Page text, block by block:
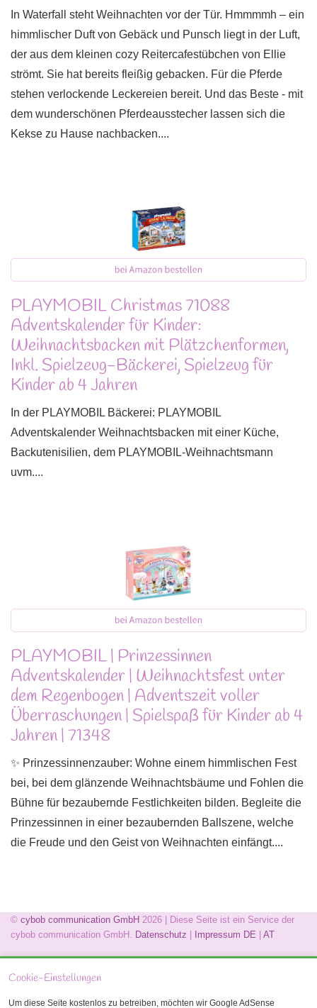
In Waterfall steht Weihnachten vor der Tür. Hmmmmh – ein
himmlischer Duft von Gebäck und Punsch liegt in der Luft,
der aus dem kleinen cozy Reitercafestübchen von Ellie
strömt. Sie hat bereits fleißig gebacken. Für die Pferde
stehen verlockende Leckereien bereit. Und das Beste - mit
dem wunderschönen Pferdeausstecher lassen sich die
Kekse zu Hause nachbacken....
PLAYMOBIL Christmas 71088
Adventskalender für Kinder:
Weihnachtsbacken mit Plätzchenformen,
Inkl. Spielzeug-Bäckerei, Spielzeug für
Kinder ab 4 Jahren
In der PLAYMOBIL Bäckerei: PLAYMOBIL
Adventskalender Weihnachtsbacken mit einer Küche,
Backutenisilien, dem PLAYMOBIL-Weihnachtsmann
uvm....
PLAYMOBIL | Prinzessinnen
Adventskalender | Weihnachtsfest unter
dem Regenbogen | Adventszeit voller
Überraschungen | Spielspaß für Kinder ab 4
Jahren | 71348
✨ Prinzessinnenzauber: Wohne einem himmlischen Fest
bei, bei dem glänzende Weihnachtsbäume und Fohlen die
Bühne für bezaubernde Festlichkeiten bilden. Begleite die
Prinzessinnen in einer bezaubernden Ballszene, welche
die Freude und den Geist von Weihnachten einfängt....
© cybob communication GmbH 2026 | Diese Seite ist ein Service der
cybob communication GmbH. Datenschutz | Impressum DE | AT
Cookie-Einstellungen
Um diese Seite kostenlos zu betreiben, möchten wir Google AdSense